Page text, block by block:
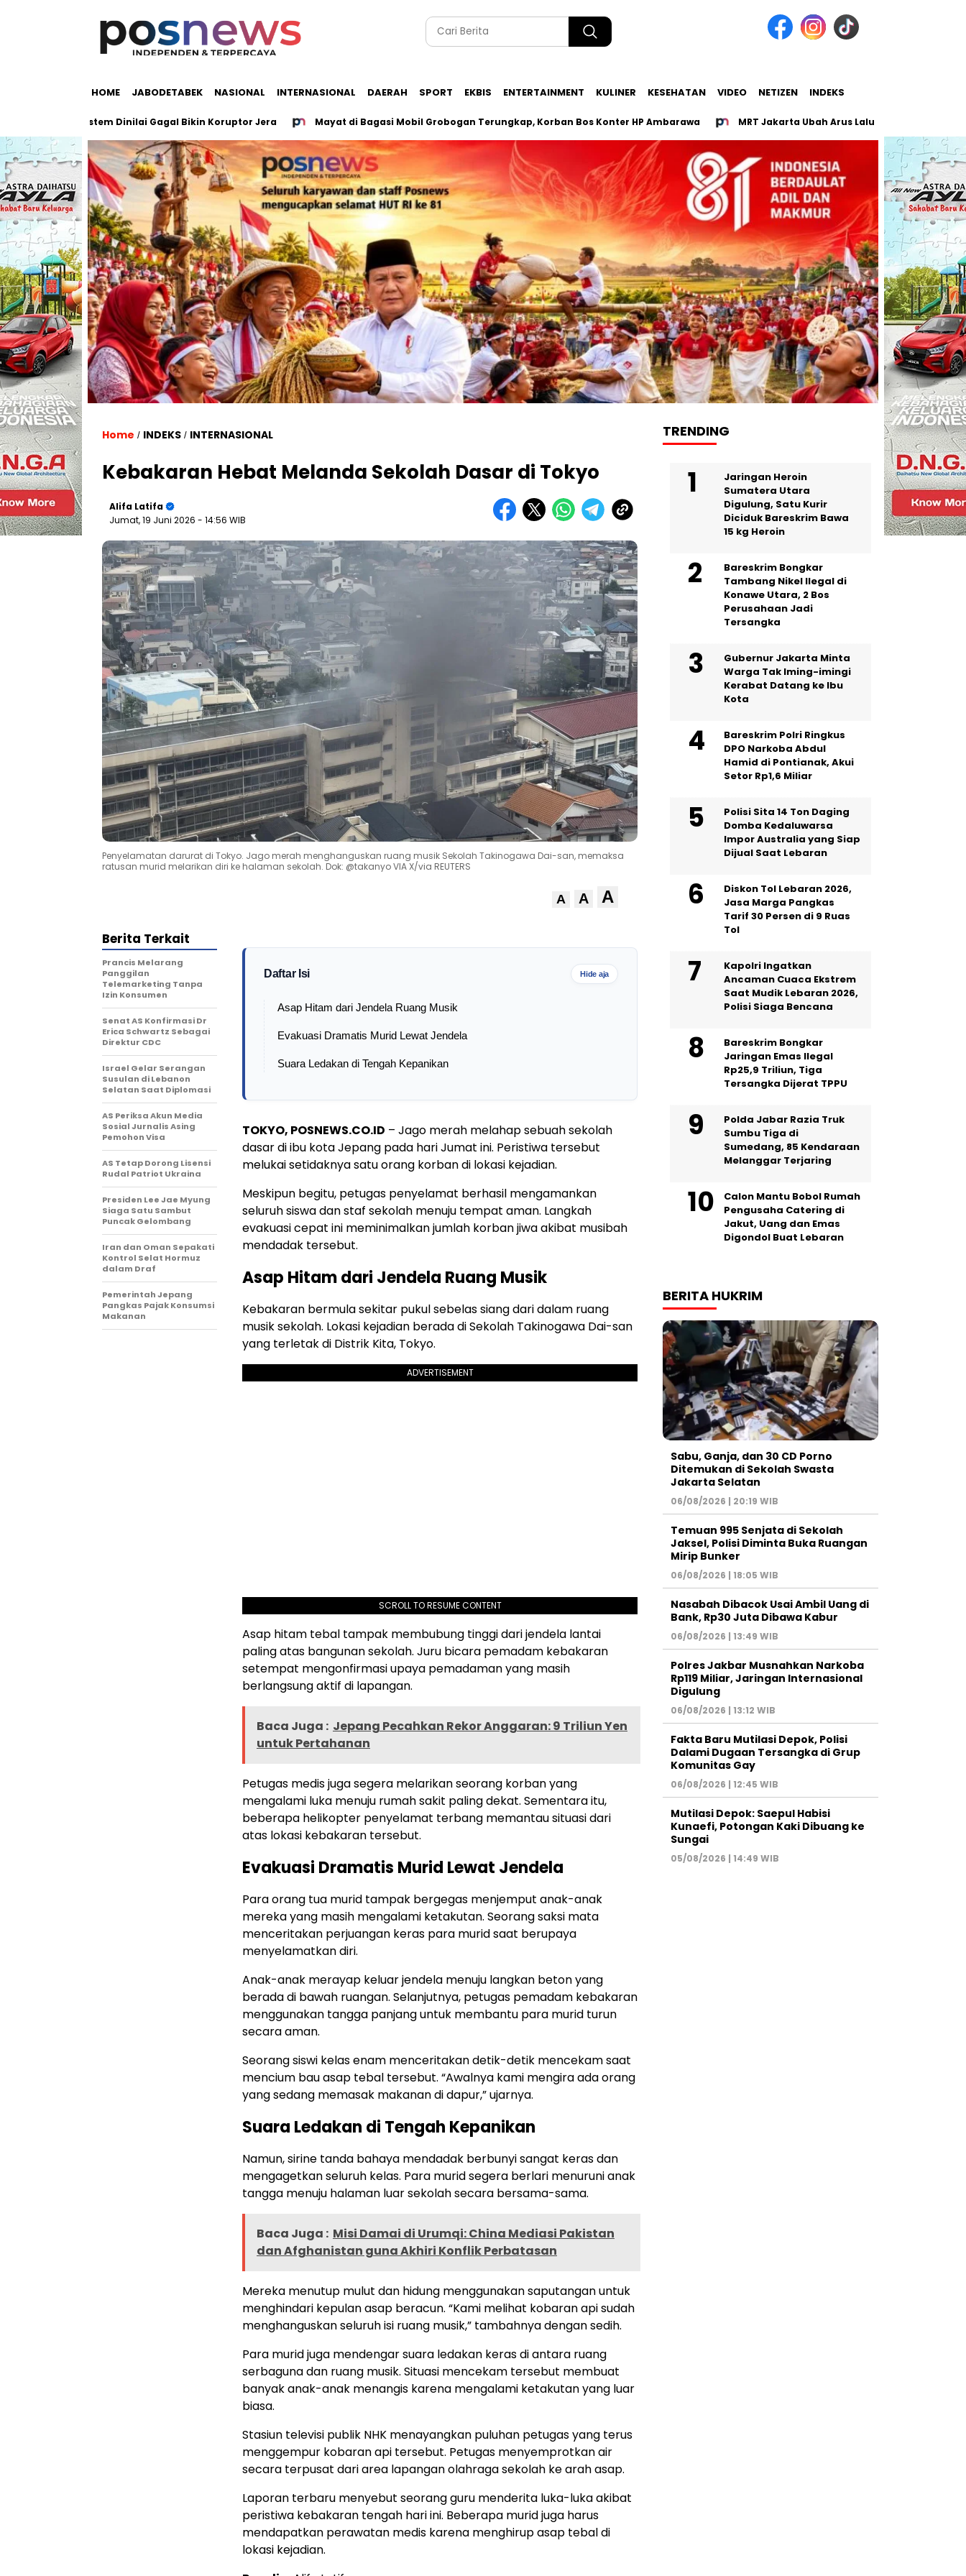
HOME JABODETABEK NASIONAL INTERNASIONAL DAERAH SPORT EKBIS ENTERTAINMENT KULINER KESEHATAN VIDEO NETIZEN INDEKS
Sistem Dinilai Gagal Bikin Koruptor Jera Mayat di Bagasi Mobil Grobogan Terungkap, Korban Bos Konter HP Ambarawa MRT Jakarta Ubah Arus Lalu Lintas Glodok dan Kota
Home / INDEKS / INTERNASIONAL
Kebakaran Hebat Melanda Sekolah Dasar di Tokyo
Alifa Latifa
Jumat, 19 Juni 2026 - 14:56 WIB
Penyelamatan darurat di Tokyo. Jago merah menghanguskan ruang musik Sekolah Takinogawa Dai-san, memaksa
ratusan murid melarikan diri ke halaman sekolah. Dok: @takanyo VIA X/via REUTERS
A A A
Daftar Isi Hide aja
Asap Hitam dari Jendela Ruang Musik
Evakuasi Dramatis Murid Lewat Jendela
Suara Ledakan di Tengah Kepanikan
TOKYO, POSNEWS.CO.ID – Jago merah melahap sebuah sekolah
dasar di ibu kota Jepang pada hari Jumat ini. Peristiwa tersebut
melukai setidaknya satu orang korban di lokasi kejadian.
Meskipun begitu, petugas penyelamat berhasil mengamankan
seluruh siswa dan staf sekolah menuju tempat aman. Langkah
evakuasi cepat ini meminimalkan jumlah korban jiwa akibat musibah
mendadak tersebut.
Asap Hitam dari Jendela Ruang Musik
Kebakaran bermula sekitar pukul sebelas siang dari dalam ruang
musik sekolah. Lokasi kejadian berada di Sekolah Takinogawa Dai-san
yang terletak di Distrik Kita, Tokyo.
ADVERTISEMENT
SCROLL TO RESUME CONTENT
Asap hitam tebal tampak membubung tinggi dari jendela lantai
paling atas bangunan sekolah. Juru bicara pemadam kebakaran
setempat mengonfirmasi upaya pemadaman yang masih
berlangsung aktif di lapangan.
Baca Juga : Jepang Pecahkan Rekor Anggaran: 9 Triliun Yen
untuk Pertahanan
Petugas medis juga segera melarikan seorang korban yang
mengalami luka menuju rumah sakit paling dekat. Sementara itu,
beberapa helikopter penyelamat terbang memantau situasi dari
atas lokasi kebakaran tersebut.
Evakuasi Dramatis Murid Lewat Jendela
Para orang tua murid tampak bergegas menjemput anak-anak
mereka yang masih mengalami ketakutan. Seorang saksi mata
menceritakan perjuangan keras para murid saat berupaya
menyelamatkan diri.
Anak-anak merayap keluar jendela menuju langkan beton yang
berada di bawah ruangan. Selanjutnya, petugas pemadam kebakaran
menggunakan tangga panjang untuk membantu para murid turun
secara aman.
Seorang siswi kelas enam menceritakan detik-detik mencekam saat
mencium bau asap tebal tersebut. “Awalnya kami mengira ada orang
yang sedang memasak makanan di dapur,” ujarnya.
Suara Ledakan di Tengah Kepanikan
Namun, sirine tanda bahaya mendadak berbunyi sangat keras dan
mengagetkan seluruh kelas. Para murid segera berlari menuruni anak
tangga menuju halaman luar sekolah secara bersama-sama.
Baca Juga : Misi Damai di Urumqi: China Mediasi Pakistan
dan Afghanistan guna Akhiri Konflik Perbatasan
Mereka menutup mulut dan hidung menggunakan saputangan untuk
menghindari kepulan asap beracun. “Kami melihat kobaran api sudah
menghanguskan seluruh isi ruang musik,” tambahnya dengan sedih.
Para murid juga mendengar suara ledakan keras di antara ruang
serbaguna dan ruang musik. Situasi mencekam tersebut membuat
banyak anak-anak menangis karena mengalami ketakutan yang luar
biasa.
Stasiun televisi publik NHK menayangkan puluhan petugas yang terus
menggempur kobaran api tersebut. Petugas menyemprotkan air
secara terpusat dari area lapangan olahraga sekolah ke arah asap.
Laporan terbaru menyebut seorang guru menderita luka-luka akibat
peristiwa kebakaran tengah hari ini. Beberapa murid juga harus
mendapatkan perawatan medis karena menghirup asap tebal di
lokasi kejadian.
Berita Terkait
Prancis Melarang
Panggilan
Telemarketing Tanpa
Izin Konsumen
Senat AS Konfirmasi Dr
Erica Schwartz Sebagai
Direktur CDC
Israel Gelar Serangan
Susulan di Lebanon
Selatan Saat Diplomasi
AS Periksa Akun Media
Sosial Jurnalis Asing
Pemohon Visa
AS Tetap Dorong Lisensi
Rudal Patriot Ukraina
Presiden Lee Jae Myung
Siaga Satu Sambut
Puncak Gelombang
Iran dan Oman Sepakati
Kontrol Selat Hormuz
dalam Draf
Pemerintah Jepang
Pangkas Pajak Konsumsi
Makanan
TRENDING
Jaringan Heroin
Sumatera Utara
Digulung, Satu Kurir
Diciduk Bareskrim Bawa
15 kg Heroin
Bareskrim Bongkar
Tambang Nikel Ilegal di
Konawe Utara, 2 Bos
Perusahaan Jadi
Tersangka
Gubernur Jakarta Minta
Warga Tak Iming-imingi
Kerabat Datang ke Ibu
Kota
Bareskrim Polri Ringkus
DPO Narkoba Abdul
Hamid di Pontianak, Akui
Setor Rp1,6 Miliar
Polisi Sita 14 Ton Daging
Domba Kedaluwarsa
Impor Australia yang Siap
Dijual Saat Lebaran
Diskon Tol Lebaran 2026,
Jasa Marga Pangkas
Tarif 30 Persen di 9 Ruas
Tol
Kapolri Ingatkan
Ancaman Cuaca Ekstrem
Saat Mudik Lebaran 2026,
Polisi Siaga Bencana
Bareskrim Bongkar
Jaringan Emas Ilegal
Rp25,9 Triliun, Tiga
Tersangka Dijerat TPPU
Polda Jabar Razia Truk
Sumbu Tiga di
Sumedang, 85 Kendaraan
Melanggar Terjaring
Calon Mantu Bobol Rumah
Pengusaha Catering di
Jakut, Uang dan Emas
Digondol Buat Lebaran
BERITA HUKRIM
Sabu, Ganja, dan 30 CD Porno
Ditemukan di Sekolah Swasta
Jakarta Selatan
06/08/2026 | 20:19 WIB
Temuan 995 Senjata di Sekolah
Jaksel, Polisi Diminta Buka Ruangan
Mirip Bunker
06/08/2026 | 18:05 WIB
Nasabah Dibacok Usai Ambil Uang di
Bank, Rp30 Juta Dibawa Kabur
06/08/2026 | 13:49 WIB
Polres Jakbar Musnahkan Narkoba
Rp119 Miliar, Jaringan Internasional
Digulung
06/08/2026 | 13:12 WIB
Fakta Baru Mutilasi Depok, Polisi
Dalami Dugaan Tersangka di Grup
Komunitas Gay
06/08/2026 | 12:45 WIB
Mutilasi Depok: Saepul Habisi
Kunaefi, Potongan Kaki Dibuang ke
Sungai
05/08/2026 | 14:49 WIB